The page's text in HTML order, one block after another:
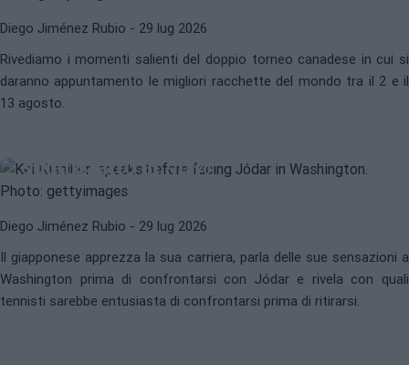
Diego Jiménez Rubio - 29 lug 2026
Rivediamo i momenti salienti del doppio torneo canadese in cui si
daranno appuntamento le migliori racchette del mondo tra il 2 e il
13 agosto.
KEI NISHIKORIATP
Nishikori valuta la sua carriera
soddisfatto al 50%"
Diego Jiménez Rubio - 29 lug 2026
Il giapponese apprezza la sua carriera, parla delle sue sensazioni a
Washington prima di confrontarsi con Jódar e rivela con quali
tennisti sarebbe entusiasta di confrontarsi prima di ritirarsi.
JANNIK SINNER FABIO FOGNINI
Fognini commenta sulla mancanza